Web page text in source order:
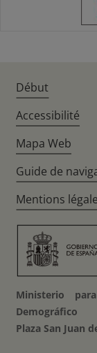
Début
Accessibilité
Mapa Web
Guide de
Mentions
Ministerio
Demográfico
Plaza San Juan